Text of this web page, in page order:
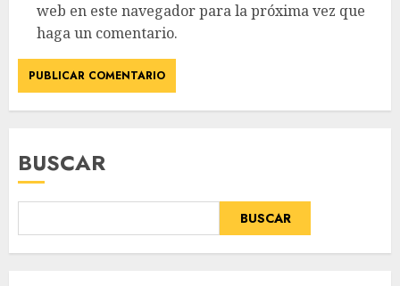
web en este navegador para la próxima vez que
haga un comentario.
BUSCAR
BUSCAR